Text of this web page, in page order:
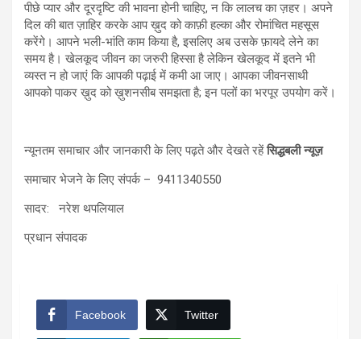
पीछे प्यार और दूरदृष्टि की भावना होनी चाहिए, न कि लालच का ज़हर। अपने
दिल की बात ज़ाहिर करके आप ख़ुद को काफ़ी हल्का और रोमांचित महसूस
करेंगे। आपने भली-भांति काम किया है, इसलिए अब उसके फ़ायदे लेने का
समय है। खेलकूद जीवन का जरुरी हिस्सा है लेकिन खेलकूद में इतने भी
व्यस्त न हो जाएं कि आपकी पढ़ाई में कमी आ जाए। आपका जीवनसाथी
आपको पाकर ख़ुद को ख़ुशनसीब समझता है; इन पलों का भरपूर उपयोग करें।
न्यूनतम समाचार और जानकारी के लिए पढ़ते और देखते रहेंसिद्धबली न्यूज़
समाचार भेजने के लिए संपर्क – 9411340550
सादर: नरेश थपलियाल
प्रधान संपादक
Facebook Twitter